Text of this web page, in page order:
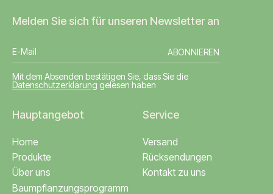
Melden Sie sich für unseren Newsletter an
ABONNIEREN
Mit dem Absenden bestätigen Sie, dass Sie die
Datenschutzerklärung gelesen haben
Hauptangebot
Home
Produkte
Über uns
Baumpflanzungsprogramm
Service
Versand
Rücksendungen
Kontakt zu uns